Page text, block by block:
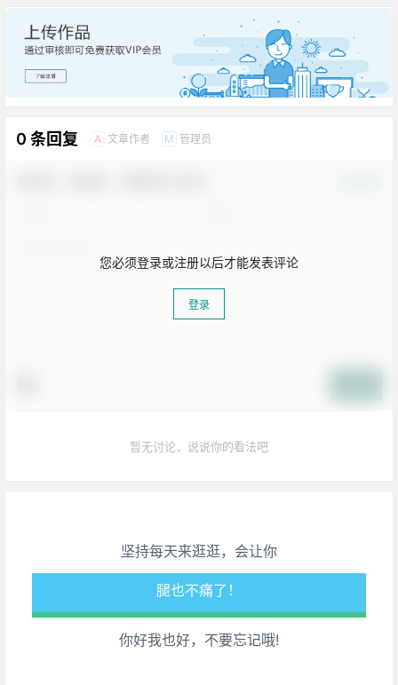
广告
0 条回复 A 文章作者 M 管理员
您必须登录或注册以后才能发表评论
登录
暂无讨论，说说你的看法吧
坚持每天来逛逛，会让你
走路也有劲了！
腿也不痛了！
腰也不酸了！
你好我也好，不要忘记哦!